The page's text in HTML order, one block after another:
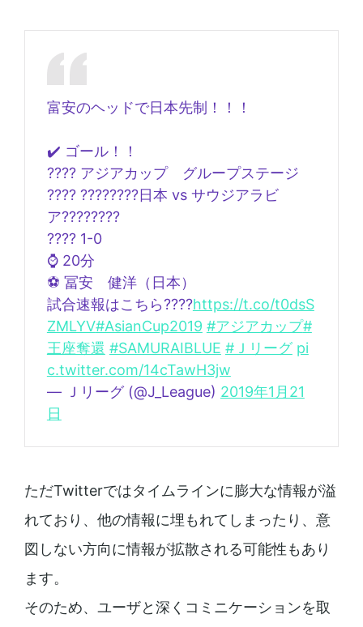
富安のヘッドで日本先制！！！
✔️ ゴール！！
???? アジアカップ グループステージ
???? ????????日本 vs サウジアラビ
ア????????
???? 1-0
⌚️ 20分
⚽️ 冨安 健洋（日本）
試合速報はこちら????https://t.co/t0dsS
ZMLYV#AsianCup2019 #アジアカップ#
王座奪還 #SAMURAIBLUE #Ｊリーグ pi
c.twitter.com/14cTawH3jw
— Ｊリーグ (@J_League) 2019年1月21
日
ただTwitterではタイムラインに膨大な情報が溢
れており、他の情報に埋もれてしまったり、意
図しない方向に情報が拡散される可能性もあり
ます。
そのため、ユーザと深くコミニケーションを取